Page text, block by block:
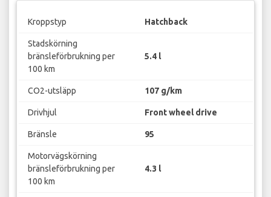
Kroppstyp Hatchback
Stadskörning
bränsleförbrukning per
100 km
5.4 l
CO2-utsläpp 107 g/km
Drivhjul Front wheel drive
Bränsle 95
Motorvägskörning
bränsleförbrukning per
100 km
4.3 l